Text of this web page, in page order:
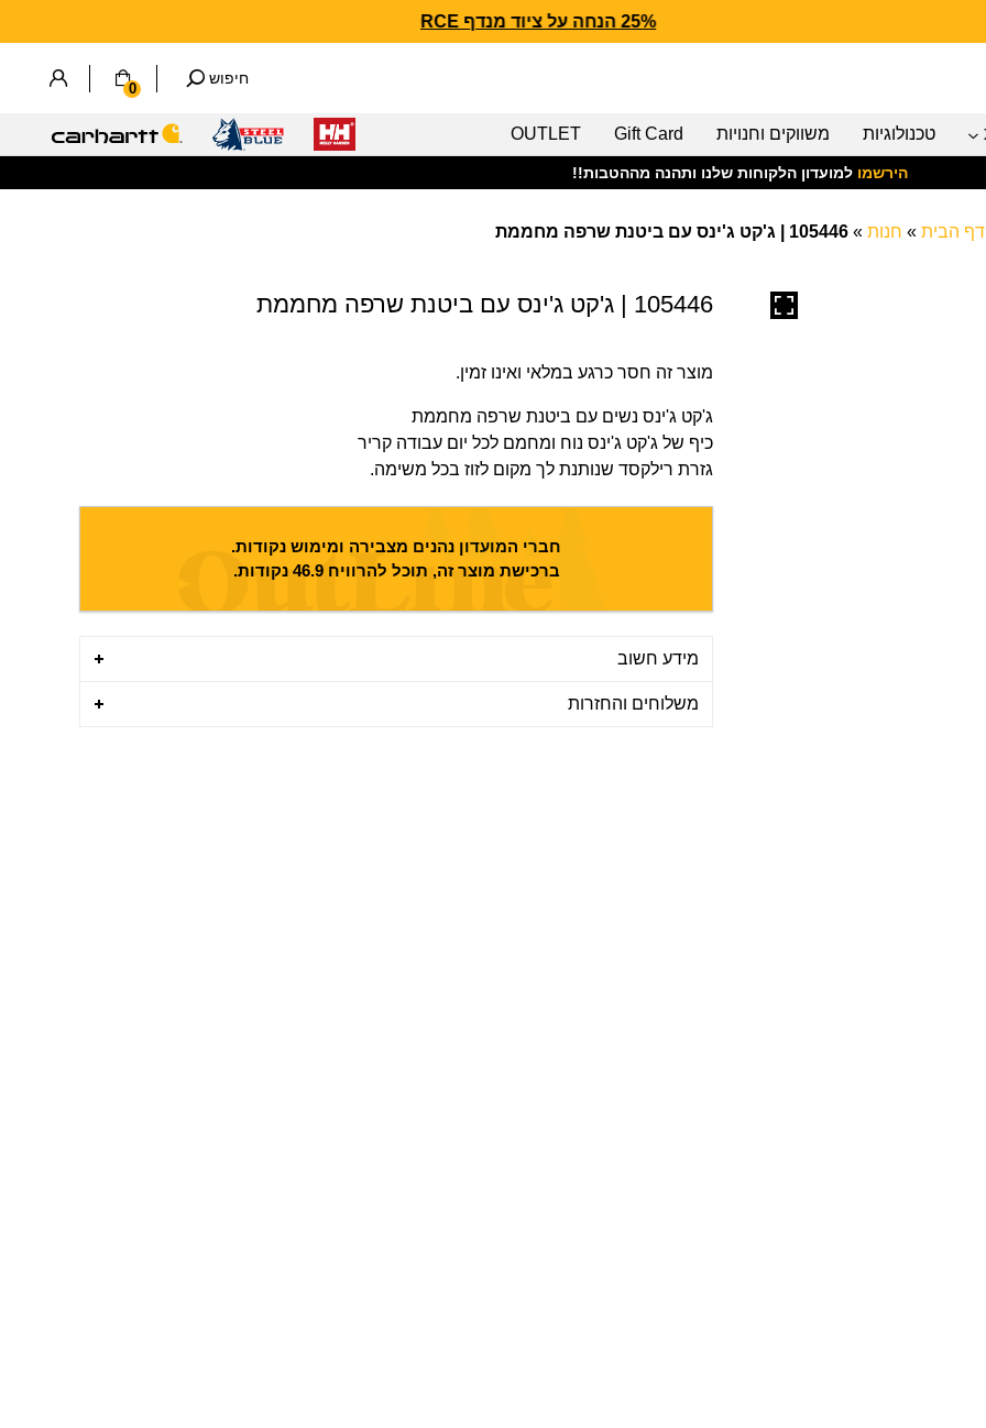
25% הנחה על ציוד מנדף CARHARTT FORCE
חיפוש
0
טכנולוגיות משווקים וחנויות Gift Card
OUTLET
הירשמו למועדון הלקוחות שלנו ותהנה מההטבות!!
דף הבית » חנות »105446 | ג'קט ג'ינס עם ביטנת שרפה מחממת
105446 | ג'קט ג'ינס עם ביטנת שרפה מחממת
מוצר זה חסר כרגע במלאי ואינו זמין.
ג'קט ג'ינס נשים עם ביטנת שרפה מחממת
כיף של ג'קט ג'ינס נוח ומחמם לכל יום עבודה קריר
גזרת רילקסד שנותנת לך מקום לזוז בכל משימה.
חברי המועדון נהנים מצבירה ומימוש נקודות.
ברכישת מוצר זה, תוכל להרוויח46.9 נקודות.
מידע חשוב
משלוחים והחזרות